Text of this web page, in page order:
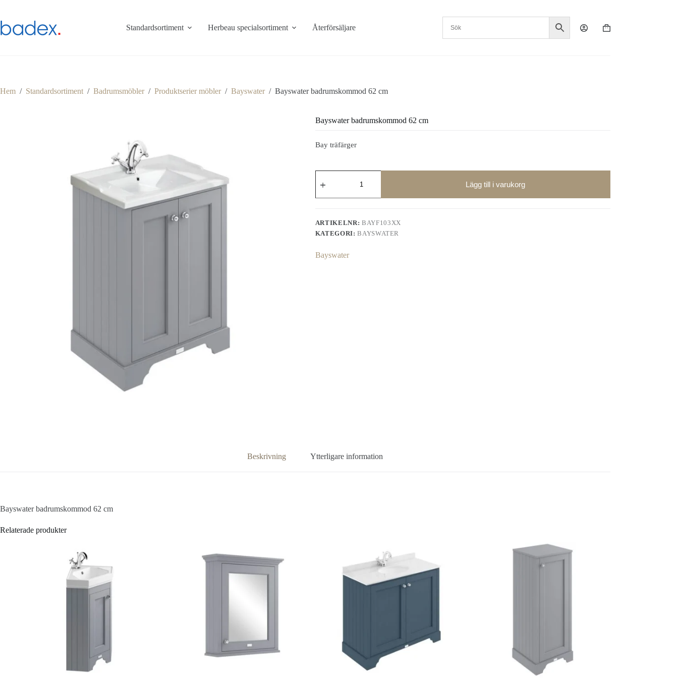
innehåll
Standardsortiment Herbeau specialsortiment Återförsäljare Varukorg
Hem / Standardsortiment / Badrumsmöbler / Produktserier möbler / Bayswater / Bayswater badrumskommod 62 cm
Bayswater badrumskommod 62 cm
Bay träfärger
badrumskommod
cm
Lägg till i varukorg
ARTIKELNR: BAYF103XX
KATEGORI:BAYSWATER
Bayswater
Beskrivning Ytterligare information
Bayswater badrumskommod 62 cm
Relaterade produkter